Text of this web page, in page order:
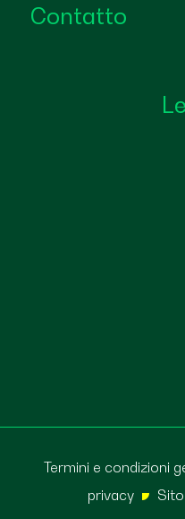
Contatto
Termini e condizioni
privacy